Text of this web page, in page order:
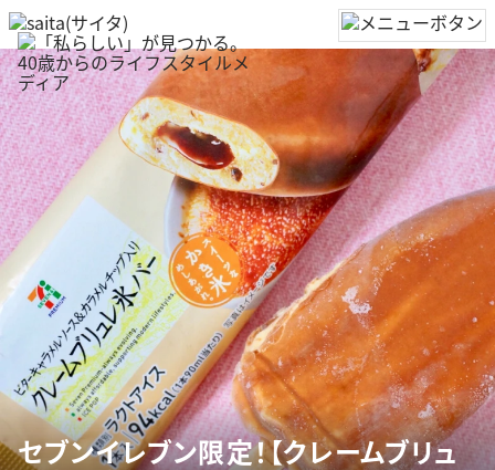
セブンイレブン限定！【クレームブリュ